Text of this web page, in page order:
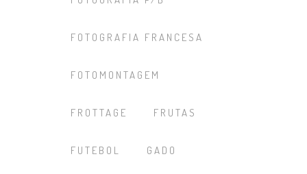
FOTOGRAFIA FRANCESA
FOTOMONTAGEM
FROTTAGE FRUTAS
FUTEBOL GADO